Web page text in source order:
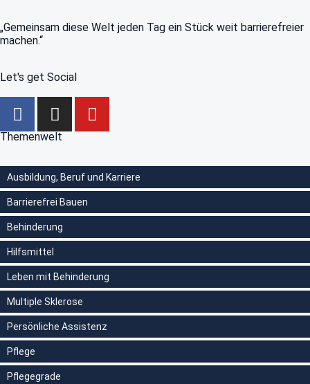
„Gemeinsam diese Welt jeden Tag ein Stück weit barrierefreier
machen.“
Let's get Social
Themenwelt
Ausbildung, Beruf und Karriere
Barrierefrei Bauen
Behinderung
Hilfsmittel
Leben mit Behinderung
Multiple Sklerose
Persönliche Assistenz
Pflege
Pflegegrade